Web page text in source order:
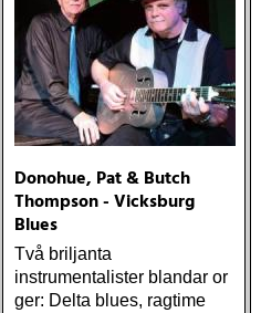
Donohue, Pat & Butch
Thompson - Vicksburg
Blues
Två briljanta
instrumentalister blandar or
ger: Delta blues, ragtime